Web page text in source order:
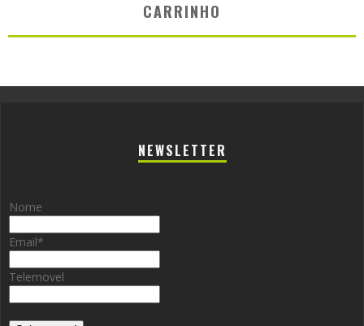
CARRINHO
NEWSLETTER
Nome
Email*
Telemovel